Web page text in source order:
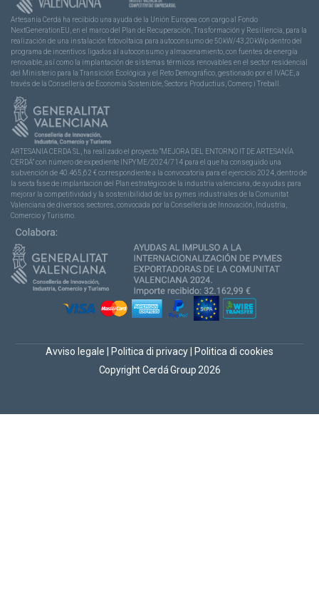
Artesanía Cerdá ha recibido una ayuda de la Unión Europea con cargo al Fondo
NextGenerationEU, en el marco del Plan de Recuperación, Trasformación y Resiliencia, para la
realización de una instalación fotovoltaica para autoconsumo de 50kW/43,20kWp dentro del
programa de incentivos ligados al autoconsumo y almacenamiento, con fuentes de energía
renovable, así como la implantación de sistemas térmicos renovables en el sector residencial
del Ministerio para la Transición Ecológica y el Reto Demográfico, gestionado por el IVACE, a
través de la Consellería de Economía Sostenible, Sectors Productius, Comerç i Treball.
ARTESANIA CERDA SL, ha realizado el proyecto “MEJORA DEL ENTORNO IT DE ARTESANÍA
CERDÁ” con número de expediente INPYME/2024/714 para el que ha conseguido una
subvención de 40.465,62 € correspondiente a la convocatoria para el ejercicio 2024, dentro de
la sexta fase de implantación del Plan estratégico de la industria valenciana, de ayudas para
mejorar la competitividad y la sostenibilidad de las pymes industriales de la Comunitat
Valenciana de diversos sectores, convocada por la Conselleria de Innovación, Industria,
Comercio y Turismo.
Copyright Cerdá Group 2026
Avviso legale Politica di privacy Politica di cookies